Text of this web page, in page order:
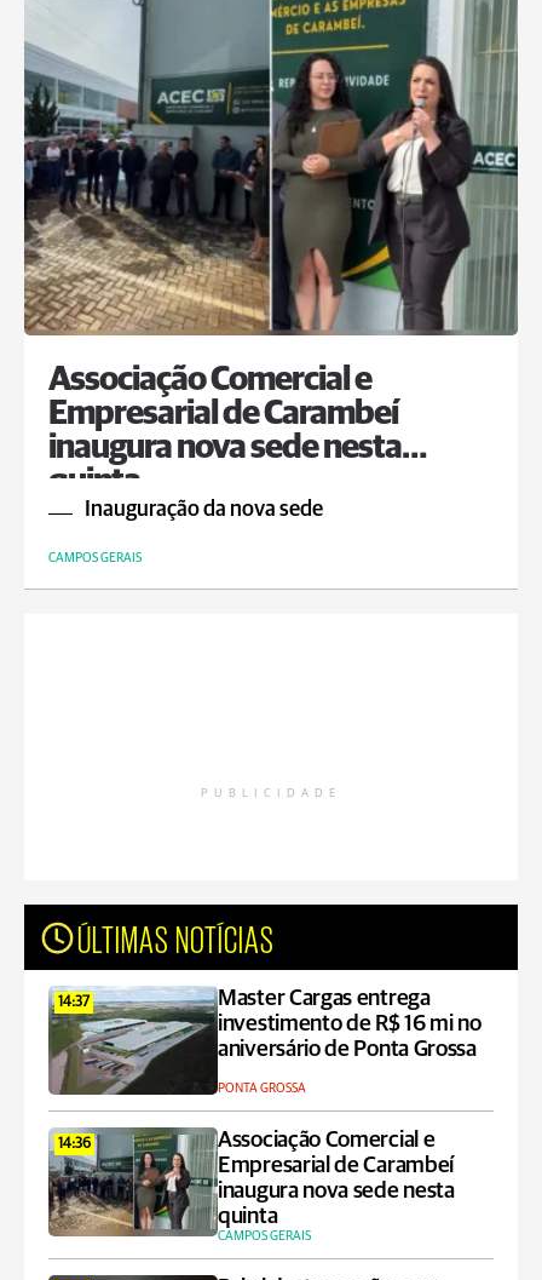
Associação Comercial e
Empresarial de Carambeí
inaugura nova sede nesta
quinta
Inauguração da nova sede
CAMPOS GERAIS
PUBLICIDADE
ÚLTIMAS NOTÍCIAS
14:37
Master Cargas entrega
investimento de R$ 16 mi no
aniversário de Ponta Grossa
PONTA GROSSA
14:36
Associação Comercial e
Empresarial de Carambeí
inaugura nova sede nesta
quinta
CAMPOS GERAIS